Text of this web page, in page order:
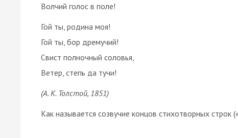
Волчий голос в поле!
Гой ты, родина моя!
Гой ты, бор дремучий!
Свист полночный соловья,
Ветер, степь да тучи!
(А. К. Толстой, 1851)
Как называется созвучие концов стихотворных строк